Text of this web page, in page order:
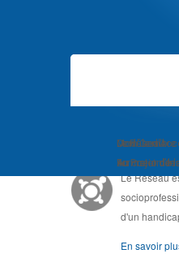
Module
au Projet
Com'Com'bre
Formation
Le Réseau
Au coeur de
LE RÉSEAU,
Le Réseau
d'un
En savoir